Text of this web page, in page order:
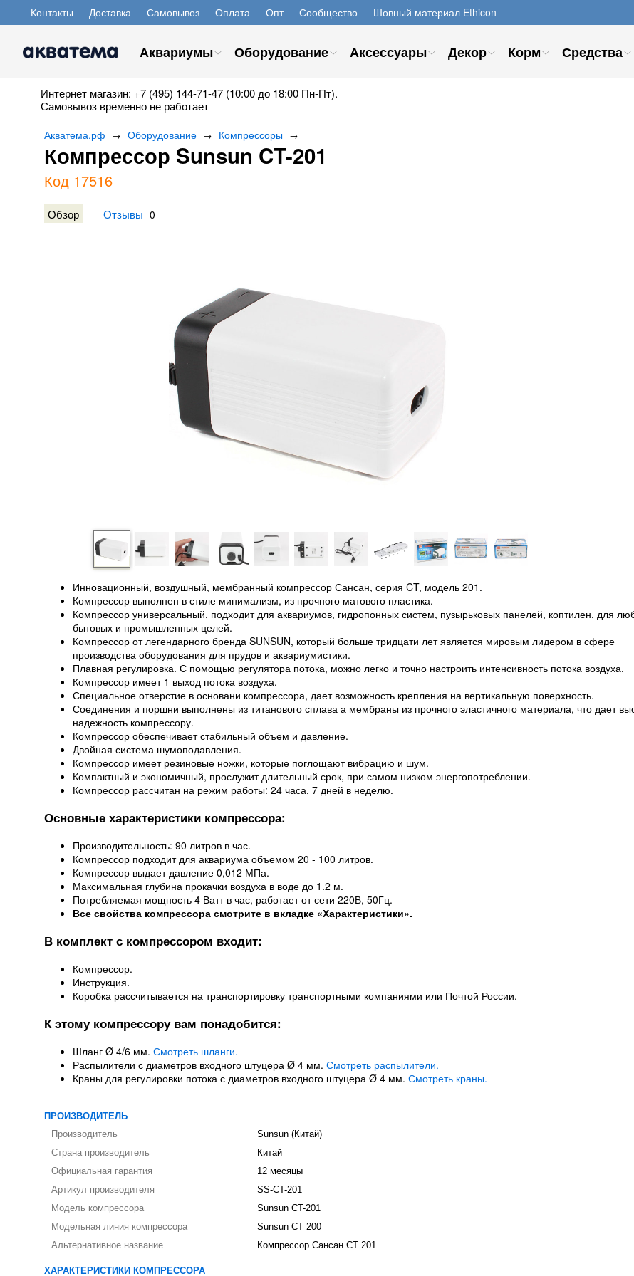
Контакты Доставка Самовывоз Оплата Опт Сообщество Шовный материал Ethicon
Аквариумы Оборудование Аксессуары Декор Корм Средства
Интернет магазин: +7 (495) 144-71-47 (10:00 до 18:00 Пн-Пт).
Самовывоз временно не работает
Акватема.рф → Оборудование → Компрессоры →
Компрессор Sunsun CT-201
Код 17516
Обзор Отзывы 0
Инновационный, воздушный, мембранный компрессор Сансан, серия CT, модель 201.
Компрессор выполнен в стиле минимализм, из прочного матового пластика.
Компрессор универсальный, подходит для аквариумов, гидропонных систем, пузырьковых панелей, коптилен, для
бытовых и промышленных целей.
Компрессор от легендарного бренда SUNSUN, который больше тридцати лет является мировым лидером в сфере
производства оборудования для прудов и аквариумистики.
Плавная регулировка. С помощью регулятора потока, можно легко и точно настроить интенсивность потока воздуха.
Компрессор имеет 1 выход потока воздуха.
Специальное отверстие в основани компрессора, дает возможность крепления на вертикальную поверхность.
Соединения и поршни выполнены из титанового сплава а мембраны из прочного эластичного материала, что дает
надежность компрессору.
Компрессор обеспечивает стабильный объем и давление.
Двойная система шумоподавления.
Компрессор имеет резиновые ножки, которые поглощают вибрацию и шум.
Компактный и экономичный, прослужит длительный срок, при самом низком энергопотреблении.
Компрессор рассчитан на режим работы: 24 часа, 7 дней в неделю.
Основные характеристики компрессора:
Производительность: 90 литров в час.
Компрессор подходит для аквариума объемом 20 - 100 литров.
Компрессор выдает давление 0,012 МПа.
Максимальная глубина прокачки воздуха в воде до 1.2 м.
Потребляемая мощность 4 Ватт в час, работает от сети 220В, 50Гц.
Все свойства компрессора смотрите в вкладке «Характеристики».
В комплект с компрессором входит:
Компрессор.
Инструкция.
Коробка рассчитывается на транспортировку транспортными компаниями или Почтой России.
К этому компрессору вам понадобится:
Шланг Ø 4/6 мм. Смотреть шланги.
Распылители с диаметров входного штуцера Ø 4 мм. Смотреть распылители.
Краны для регулировки потока с диаметров входного штуцера Ø 4 мм. Смотреть краны.
ПРОИЗВОДИТЕЛЬ
Производитель
Sunsun (Китай)
Страна производитель
Китай
Официальная гарантия
12 месяцы
Артикул производителя
SS-CT-201
Модель компрессора
Sunsun CT-201
Модельная линия компрессора
Sunsun CT 200
Альтернативное название
Компрессор Сансан СТ 201
ХАРАКТЕРИСТИКИ КОМПРЕССОРА